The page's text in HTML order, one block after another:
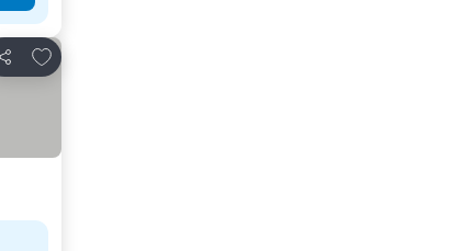
Κοινοποίηση
Προσθήκη στα αγαπημένα